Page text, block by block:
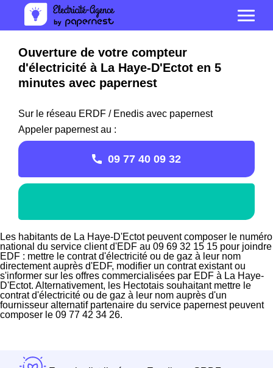
Ouverture de votre compteur
d'électricité à La Haye-D'Ectot en 5
minutes avec papernest
Sur le réseau ERDF / Enedis avec papernest
Appeler papernest au :
09 77 40 09 32
Les habitants de La Haye-D'Ectot peuvent composer le numéro
national du service client d'EDF au 09 69 32 15 15 pour joindre
EDF : mettre le contrat d'électricité ou de gaz à leur nom
directement auprès d'EDF, modifier un contrat existant ou
s'informer sur les offres commercialisées par EDF à La Haye-
D'Ectot. Alternativement, les Hectotais souhaitant mettre le
contrat d'électricité ou de gaz à leur nom auprès d'un
fournisseur alternatif partenaire du service papernest peuvent
composer le 09 77 42 34 26.